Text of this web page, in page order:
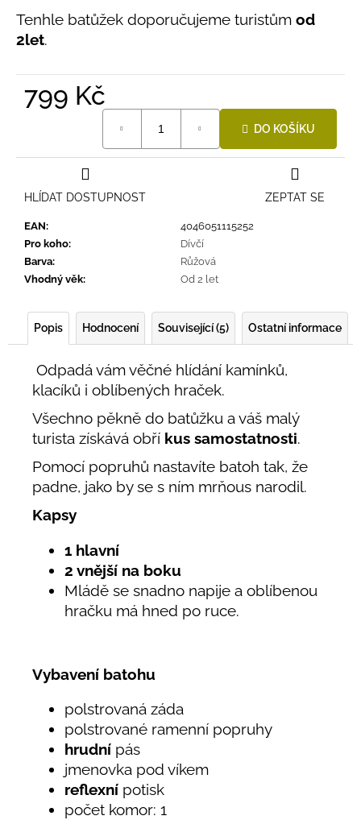
Tenhle batůžek doporučujeme turistům od
2let.
799 Kč
DO KOŠÍKU
EAN:
4046051115252
Pro koho:
Dívčí
Barva:
Růžová
Vhodný věk: Od 2 let
ZEPTAT SE
HLÍDAT DOSTUPNOST
Popis Hodnocení Související (5) Ostatní informace
Odpadá vám věčné hlídání kamínků,
klacíků i oblíbených hraček.
Všechno pěkně do batůžku a váš malý
turista získává obří kus samostatnosti.
Pomocí popruhů nastavíte batoh tak, že
padne, jako by se s ním mrňous narodil.
Kapsy
1 hlavní
2 vnější na boku
Mládě se snadno napije a oblíbenou
hračku má hned po ruce.
Vybavení batohu
polstrovaná záda
polstrované ramenní popruhy
hrudní pás
jmenovka pod víkem
reflexní potisk
počet komor: 1
435
Kč